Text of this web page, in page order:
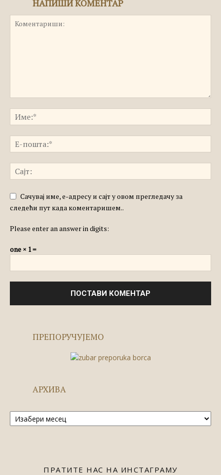
НАПИШИ КОМЕНТАР
Сачувај име, е-адресу и сајт у овом прегледачу за
следећи пут када коментаришем..
Please enter an answer in digits:
one × 1 =
ПРЕПОРУЧУЈЕМО
АРХИВА
Архива
ПРАТИТЕ НАС НА ИНСТАГРАМУ